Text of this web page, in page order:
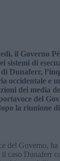
il Governo
sistemi di
Dunaferr,
occidentale e
dei media
del
la riunione
del Governo,
caso Dunaferr